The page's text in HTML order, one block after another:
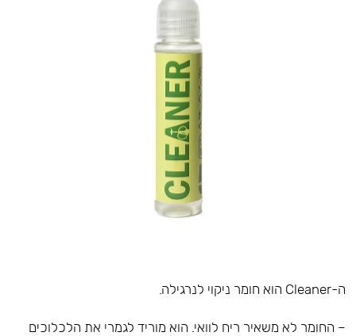
ה-Cleaner הוא חומר ניקוי לנרגילה.
– החומר לא משאיר ריח לוואי. הוא מוריד לגמרי את הלכלוכים